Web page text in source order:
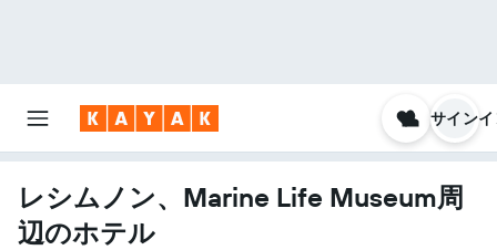
サイン
レシムノン、Marine Life Museum周
辺のホテル